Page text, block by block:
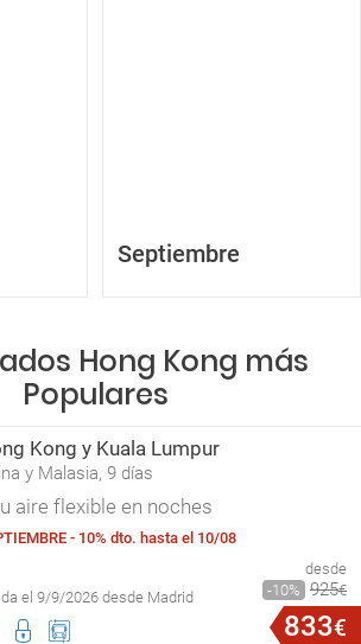
Septiembre
Hong Kong más
Populares
Kong y Kuala Lumpur
y Malasia, 9 días
aire flexible en noches
- 10% dto. hasta el 10/08
el 9/9/2026 desde Madrid
desde
10
925€
833€